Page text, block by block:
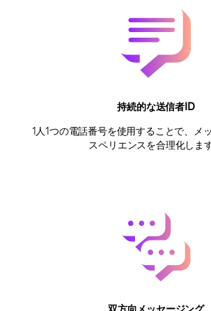
持続的な送信者ID
1人1つの電話番号を使用することで、メ
スペリエンスを合理化します